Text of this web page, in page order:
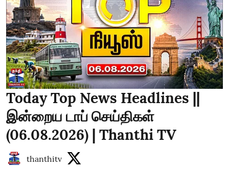
Today Top News Headlines ||
இன்றைய டாப் செய்திகள்
(06.08.2026) | Thanthi TV
thanthitv